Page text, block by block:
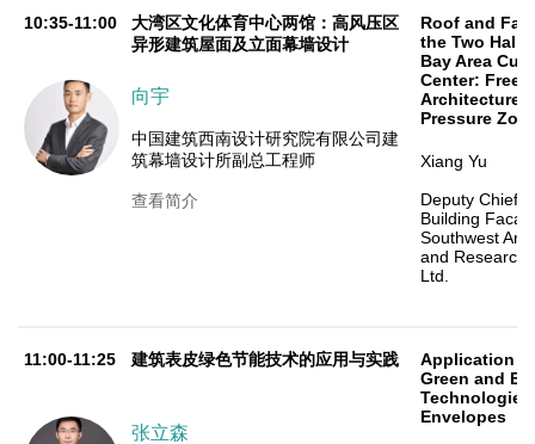
10:35-11:00
大湾区文化体育中心两馆：高风压区
异形建筑屋面及立面幕墙设计
向宇
中国建筑西南设计研究院有限公司建
筑幕墙设计所副总工程师
查看简介
Roof and
the Two
Bay Area
Center: Free-
Architecture
Pressure
Xiang Yu
Deputy Chief
Building
Southwest
and Research
Ltd.
11:00-11:25 建筑表皮绿色节能技术的应用与实践
张立森
Application
Green and
Envelopes